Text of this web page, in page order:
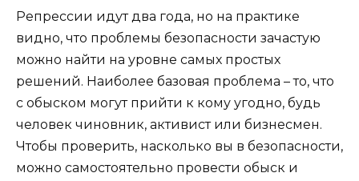
Репрессии идут два года, но на практике
видно, что проблемы безопасности зачастую
можно найти на уровне самых простых
решений. Наиболее базовая проблема – то, что
с обыском могут прийти к кому угодно, будь
человек чиновник, активист или бизнесмен.
Чтобы проверить, насколько вы в безопасности,
можно самостоятельно провести обыск и